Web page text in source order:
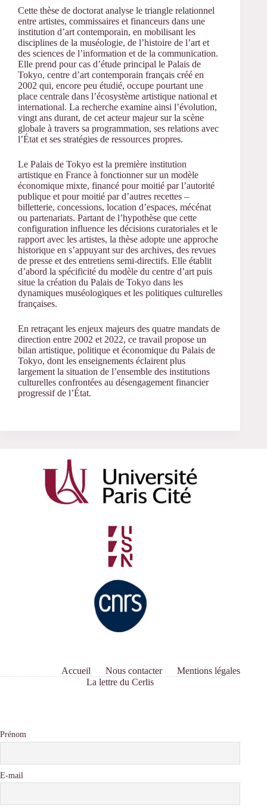
Cette thèse de doctorat analyse le triangle relationnel
entre artistes, commissaires et financeurs dans une
institution d’art contemporain, en mobilisant les
disciplines de la muséologie, de l’histoire de l’art et
des sciences de l’information et de la communication.
Elle prend pour cas d’étude principal le Palais de
Tokyo, centre d’art contemporain français créé en
2002 qui, encore peu étudié, occupe pourtant une
place centrale dans l’écosystème artistique national et
international. La recherche examine ainsi l’évolution,
vingt ans durant, de cet acteur majeur sur la scène
globale à travers sa programmation, ses relations avec
l’État et ses stratégies de ressources propres.
Le Palais de Tokyo est la première institution
artistique en France à fonctionner sur un modèle
économique mixte, financé pour moitié par l’autorité
publique et pour moitié par d’autres recettes –
billetterie, concessions, location d’espaces, mécénat
ou partenariats. Partant de l’hypothèse que cette
configuration influence les décisions curatoriales et le
rapport avec les artistes, la thèse adopte une approche
historique en s’appuyant sur des archives, des revues
de presse et des entretiens semi-directifs. Elle établit
d’abord la spécificité du modèle du centre d’art puis
situe la création du Palais de Tokyo dans les
dynamiques muséologiques et les politiques culturelles
françaises.
En retraçant les enjeux majeurs des quatre mandats de
direction entre 2002 et 2022, ce travail propose un
bilan artistique, politique et économique du Palais de
Tokyo, dont les enseignements éclairent plus
largement la situation de l’ensemble des institutions
culturelles confrontées au désengagement financier
progressif de l’État.
Accueil Nous contacter
Mentions légales
La lettre du Cerlis
Prénom
E-mail